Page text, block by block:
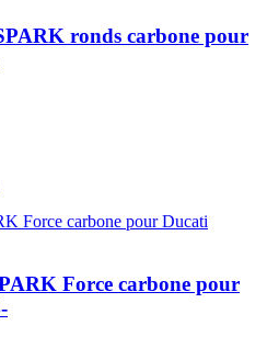
ronds carbone pour
Force carbone pour